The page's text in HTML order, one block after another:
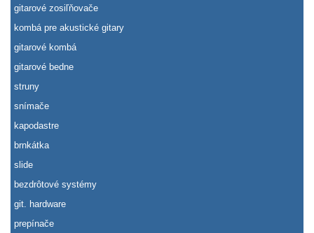
gitarové zosiľňovače
kombá pre akustické gitary
gitarové kombá
gitarové bedne
struny
snímače
kapodastre
brnkátka
slide
bezdrôtové systémy
git. hardware
prepínače